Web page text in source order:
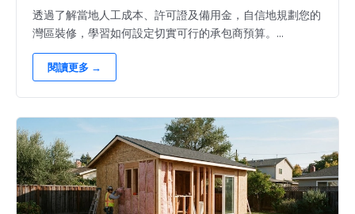
透過了解當地人工成本、許可證及備用金，自信地規劃您的
灣區裝修，學習如何設定切實可行的承包商預算。...
閱讀更多 →